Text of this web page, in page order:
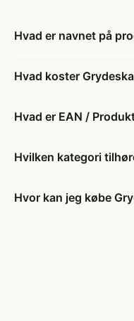
Hvad er navnet på
Hvad koster
Hvad er EAN /
Hvilken kategori
Hvor kan jeg købe